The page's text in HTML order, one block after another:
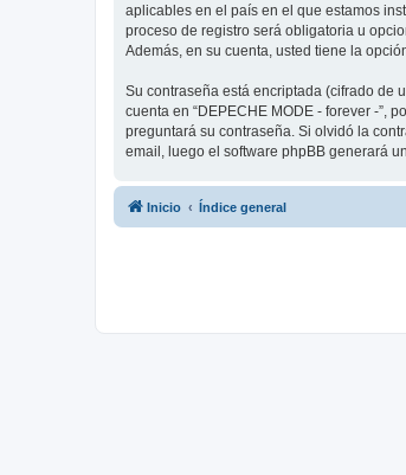
aplicables en el país en el que estamos
proceso de registro será obligatoria u
Además, en su cuenta, usted tiene la
Su contraseña está encriptada (cifrado de
cuenta en “DEPECHE MODE - forever -”,
preguntará su contraseña. Si olvidó la
email, luego el software phpBB generará
Inicio Índice general